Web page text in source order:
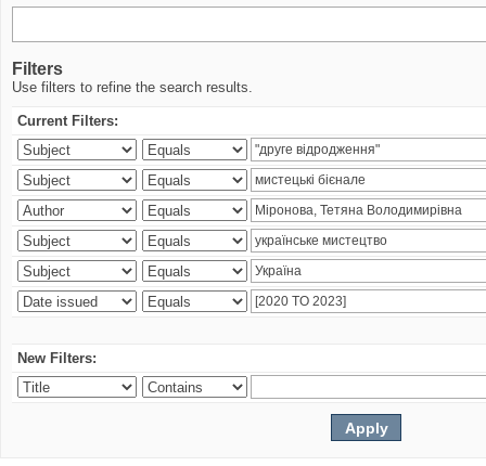
Filters
Use filters to refine the search results.
Current Filters:
New Filters: